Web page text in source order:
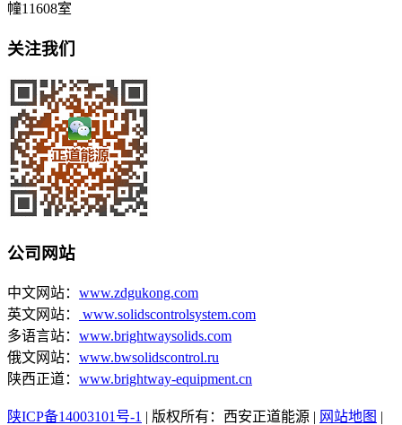
幢11608室
关注我们
公司网站
中文网站： www.zdgukong.com
英文网站：
www.solidscontrolsystem.com
多语言站： www.brightwaysolids.com
俄文网站： www.bwsolidscontrol.ru
陕西正道： www.brightway-equipment.cn
陕ICP备14003101号-1 | 版权所有：西安正道能源 | 网站地图 |